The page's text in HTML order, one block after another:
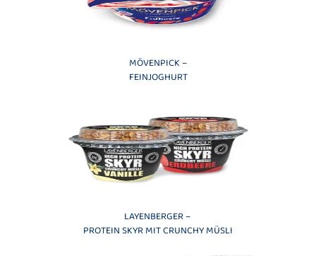
MÖVENPICK –
FEINJOGHURT
LAYENBERGER –
PROTEIN SKYR MIT CRUNCHY MÜSLI